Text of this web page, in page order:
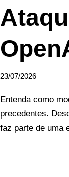
23/07/2026
Entenda como
precedentes.
faz parte de uma